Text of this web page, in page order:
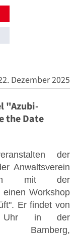
Dezember 2025
"Azubi-
the Date
der
Anwaltsverein
mit der
einen Workshop
Er findet von
Uhr in der
Bamberg,